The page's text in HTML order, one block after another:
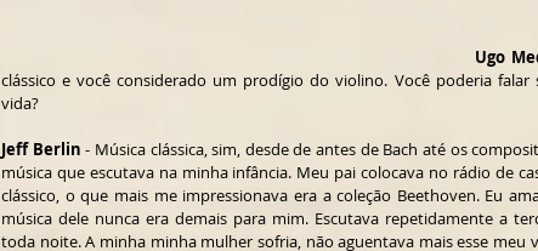
Ugo
clássico e você considerado um prodígio do violino. Você poderia falar
vida?
Jeff Berlin - Música clássica, sim, desde de antes de Bach até os
música que escutava na minha infância. Meu pai colocava no rádio de
clássico, o que mais me impressionava era a coleção Beethoven. Eu
música dele nunca era demais para mim. Escutava repetidamente a
toda noite. A minha minha mulher sofria, não aguentava mais esse